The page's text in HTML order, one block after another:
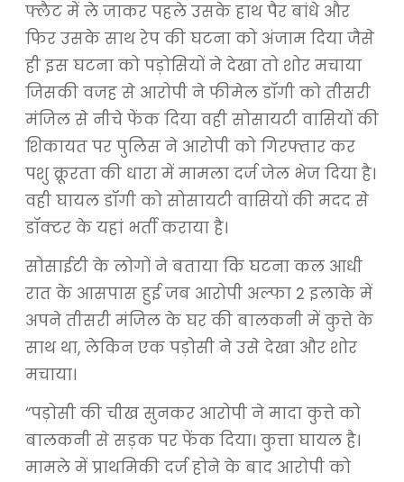
फ्लैट में ले जाकर पहले उसके हाथ पैर बांधे और
फिर उसके साथ रेप की घटना को अंजाम दिया जैसे
ही इस घटना को पड़ोसियों ने देखा तो शोर मचाया
जिसकी वजह से आरोपी ने फीमेल डॉगी को तीसरी
मंजिल से नीचे फेंक दिया वही सोसायटी वासियों की
शिकायत पर पुलिस ने आरोपी को गिरफ्तार कर
पशु क्रूरता की धारा में मामला दर्ज जेल भेज दिया है।
वही घायल डॉगी को सोसायटी वासियों की मदद से
डॉक्टर के यहां भर्ती कराया है।
सोसाईटी के लोगों ने बताया कि घटना कल आधी
रात के आसपास हुई जब आरोपी अल्फा 2 इलाके में
अपने तीसरी मंजिल के घर की बालकनी में कुत्ते के
साथ था, लेकिन एक पड़ोसी ने उसे देखा और शोर
मचाया।
“पड़ोसी की चीख सुनकर आरोपी ने मादा कुत्ते को
बालकनी से सड़क पर फेंक दिया। कुत्ता घायल है।
मामले में प्राथमिकी दर्ज होने के बाद आरोपी को